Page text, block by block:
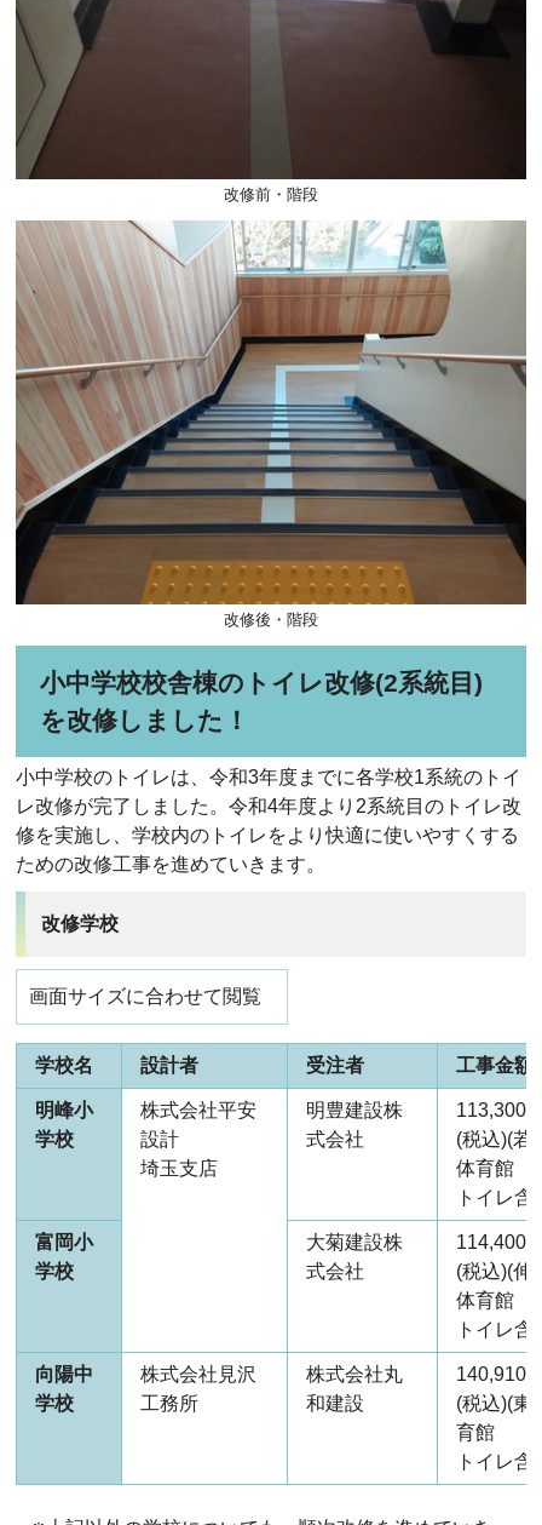
改修前・階段
改修後・階段
小中学校校舎棟のトイレ改修(2系統目)
を改修しました！
小中学校のトイレは、令和3年度までに各学校1系統のトイ
レ改修が完了しました。令和4年度より2系統目のトイレ改
修を実施し、学校内のトイレをより快適に使いやすくする
ための改修工事を進めていきます。
改修学校
画面サイズに合わせて閲覧
学校名 設計者 受注者 工事金額
明峰小
学校
株式会社平安
設計
埼玉支店
明豊建設株
式会社
(税込)(若
体育館
トイレ含
富岡小
学校
大菊建設株
式会社
(税込)(伸
体育館
トイレ含
向陽中
学校
株式会社見沢
工務所
株式会社丸
和建設
(税込)(東
育館
トイレ含